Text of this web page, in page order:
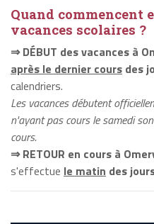
Quand commencent
vacances scolaires ?
⇒ DÉBUT des vacances à
après le dernier cours des
calendriers.
Les vacances débutent
n'ayant pas cours le samedi
cours.
⇒ RETOUR en cours à
s'effectue le matin des